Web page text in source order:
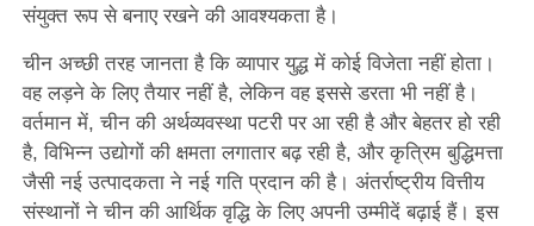
संयुक्त रूप से बनाए रखने की आवश्यकता है।
चीन अच्छी तरह जानता है कि व्यापार युद्ध में कोई विजेता नहीं होता।
वह लड़ने के लिए तैयार नहीं है, लेकिन वह इससे डरता भी नहीं है।
वर्तमान में, चीन की अर्थव्यवस्था पटरी पर आ रही है और बेहतर हो रही
है, विभिन्न उद्योगों की क्षमता लगातार बढ़ रही है, और कृत्रिम बुद्धिमत्ता
जैसी नई उत्पादकता ने नई गति प्रदान की है। अंतर्राष्ट्रीय वित्तीय
संस्थानों ने चीन की आर्थिक वृद्धि के लिए अपनी उम्मीदें बढ़ाई हैं। इस